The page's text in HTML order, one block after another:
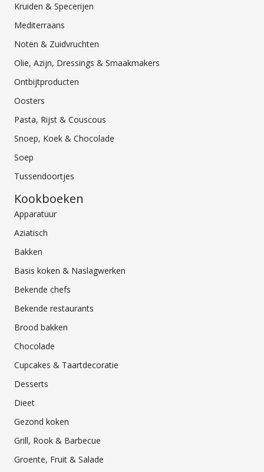
Kruiden & Specerijen
Mediterraans
Noten & Zuidvruchten
Olie, Azijn, Dressings & Smaakmakers
Ontbijtproducten
Oosters
Pasta, Rijst & Couscous
Snoep, Koek & Chocolade
Soep
Tussendoortjes
Kookboeken
Apparatuur
Aziatisch
Bakken
Basis koken & Naslagwerken
Bekende chefs
Bekende restaurants
Brood bakken
Chocolade
Cupcakes & Taartdecoratie
Desserts
Dieet
Gezond koken
Grill, Rook & Barbecue
Groente, Fruit & Salade